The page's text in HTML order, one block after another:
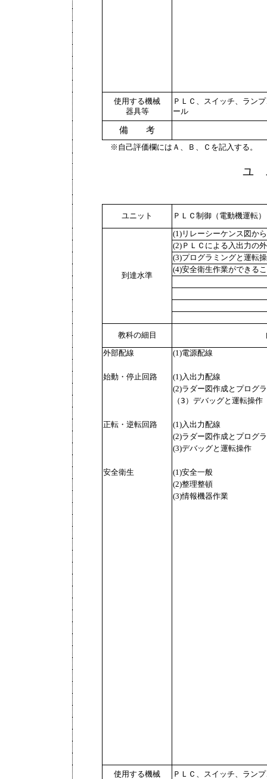
使用する機械
器具等
ＰＬＣ、スイッチ、ラン
ール
備 考
※自己評価欄にはＡ、Ｂ、Ｃを記入する。
ユ
ユニット ＰＬＣ制御（電動機運転）
到達水準
(1)リレーシーケンス図か
(2)ＰＬＣによる入出力の
(3)プログラミングと運転
(4)安全衛生作業ができる
教科の細目
外部配線 (1)電源配線
始動・停止回路
(1)入出力配線
(2)ラダー図作成とプログ
（3）デバッグと運転操作
正転・逆転回路
(1)入出力配線
(2)ラダー図作成とプログ
(3)デバッグと運転操作
安全衛生
(1)安全一般
(2)整理整頓
(3)情報機器作業
使用する機械
ＰＬＣ、スイッチ、ラン